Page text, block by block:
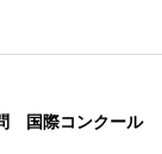
国際コンクール